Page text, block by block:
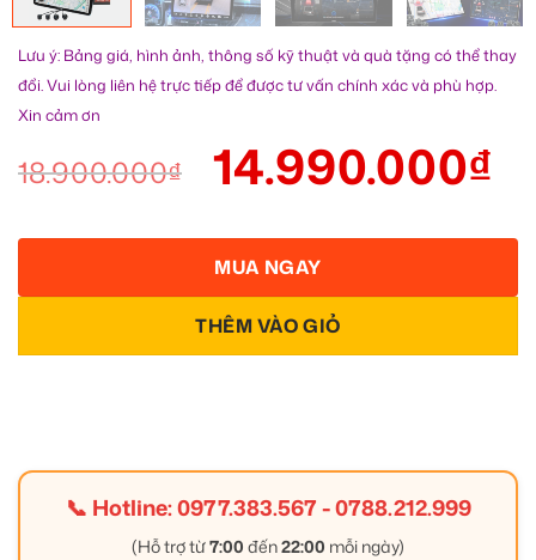
Lưu ý: Bảng giá, hình ảnh, thông số kỹ thuật và quà tặng có thể thay
đổi. Vui lòng liên hệ trực tiếp để được tư vấn chính xác và phù hợp.
Xin cảm ơn
18.900.000₫ 14.990.000₫
THÊM VÀO GIỎ
MUA NGAY
📞 Hotline:0977.383.567-0788.212.999
(Hỗ trợ từ7:00 đến22:00 mỗi ngày)